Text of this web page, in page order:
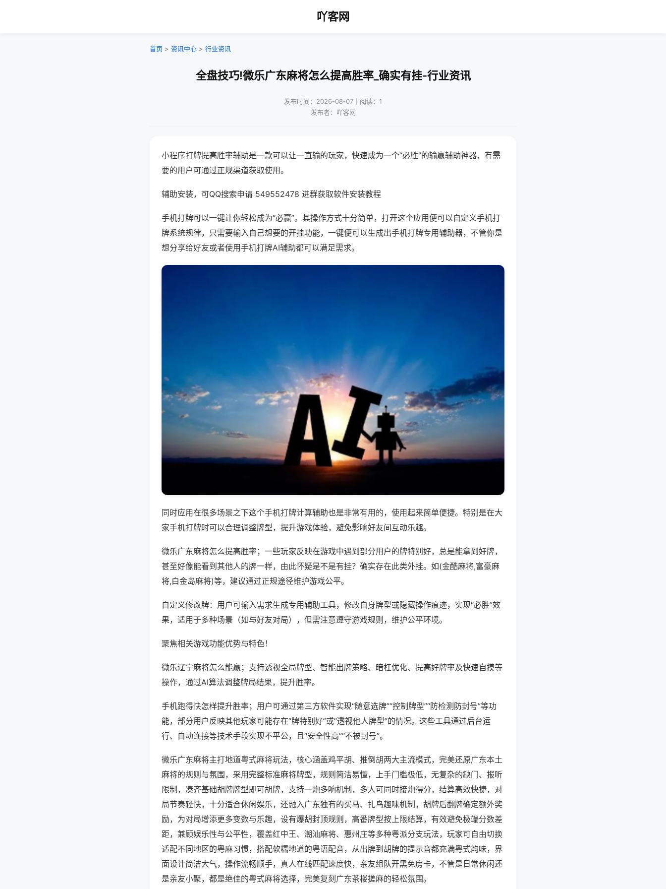
吖客网
首页 > 资讯中心 > 行业资讯
全盘技巧!微乐广东麻将怎么提高胜率_确实有挂-行业资讯
发布时间：2026-08-07｜阅读：1
发布者：吖客网
小程序打牌提高胜率辅助是一款可以让一直输的玩家，快速成为一个“必胜”的输赢辅助神器，有需
要的用户可通过正规渠道获取使用。
辅助安装，可QQ搜索申请 549552478 进群获取软件安装教程
手机打牌可以一键让你轻松成为“必赢”。其操作方式十分简单，打开这个应用便可以自定义手机打
牌系统规律，只需要输入自己想要的开挂功能，一键便可以生成出手机打牌专用辅助器，不管你是
想分享给好友或者使用手机打牌AI辅助都可以满足需求。
同时应用在很多场景之下这个手机打牌计算辅助也是非常有用的，使用起来简单便捷。特别是在大
家手机打牌时可以合理调整牌型，提升游戏体验，避免影响好友间互动乐趣。
微乐广东麻将怎么提高胜率；一些玩家反映在游戏中遇到部分用户的牌特别好，总是能拿到好牌，
甚至好像能看到其他人的牌一样，由此怀疑是不是有挂？确实存在此类外挂。如(金酷麻将,富豪麻
将,白金岛麻将)等，建议通过正规途径维护游戏公平。
自定义修改牌：用户可输入需求生成专用辅助工具，修改自身牌型或隐藏操作痕迹，实现“必胜”效
果，适用于多种场景（如与好友对局），但需注意遵守游戏规则，维护公平环境。
聚焦相关游戏功能优势与特色！
微乐辽宁麻将怎么能赢；支持透视全局牌型、智能出牌策略、暗杠优化、提高好牌率及快速自摸等
操作，通过AI算法调整牌局结果，提升胜率。
手机跑得快怎样提升胜率；用户可通过第三方软件实现“随意选牌”“控制牌型”“防检测防封号”等功
能，部分用户反映其他玩家可能存在“牌特别好”或“透视他人牌型”的情况。这些工具通过后台运
行、自动连接等技术手段实现不平公，且“安全性高”“不被封号”。
微乐广东麻将主打地道粤式麻将玩法，核心涵盖鸡平胡、推倒胡两大主流模式，完美还原广东本土
麻将的规则与氛围，采用完整标准麻将牌型，规则简洁易懂，上手门槛极低，无复杂的缺门、报听
限制，凑齐基础胡牌牌型即可胡牌，支持一炮多响机制，多人可同时接炮得分，结算高效快捷，对
局节奏轻快，十分适合休闲娱乐，还融入广东独有的买马、扎鸟趣味机制，胡牌后翻牌确定额外奖
励，为对局增添更多变数与乐趣，设有爆胡封顶规则，高番牌型按上限结算，有效避免极端分数差
距，兼顾娱乐性与公平性，覆盖红中王、潮汕麻将、惠州庄等多种粤派分支玩法，玩家可自由切换
适配不同地区的粤麻习惯，搭配软糯地道的粤语配音，从出牌到胡牌的提示音都充满粤式韵味，界
面设计简洁大气，操作流畅顺手，真人在线匹配速度快，亲友组队开黑免房卡，不管是日常休闲还
是亲友小聚，都是绝佳的粤式麻将选择，完美复刻广东茶楼搓麻的轻松氛围。